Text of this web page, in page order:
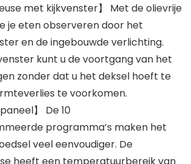
met kijkvenster】 Met de olievrije
je eten observeren door het
en de ingebouwde verlichting.
kunt u de voortgang van het
zonder dat u het deksel hoeft te
te voorkomen.
】 De 10
programma’s maken het
veel eenvoudiger. De
heeft een temperatuurbereik van